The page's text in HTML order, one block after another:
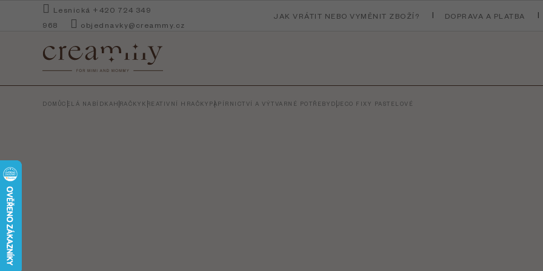
Lesnická +420 724 349
968
objednavky@creammy.cz
JAK VRÁTIT NEBO VYMĚNIT ZBOŽÍ? DOPRAVA A PLATBA
DOMŮCELÁ NABÍDKAHRAČKY KREATIVNÍ HRAČKY PAPÍRNICTVÍ A VÝTVARNÉ POTŘEBY DJECO FIXY PASTELOVÉ